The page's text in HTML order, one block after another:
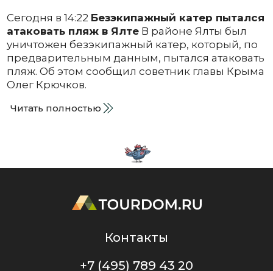
Сегодня в 14:22 Безэкипажный катер пытался
атаковать пляж в ЯлтеВ районе Ялты был
уничтожен безэкипажный катер, который, по
предварительным данным, пытался атаковать
пляж. Об этом сообщил советник главы Крыма
Олег Крючков.
Читать полностью
Контакты
+7 (495) 789 43 20